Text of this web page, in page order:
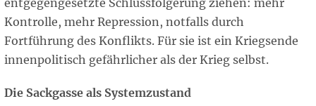
entgegengesetzte Schlussfolgerung ziehen: mehr
Kontrolle, mehr Repression, notfalls durch
Fortführung des Konflikts. Für sie ist ein Kriegsende
innenpolitisch gefährlicher als der Krieg selbst.
Die Sackgasse als Systemzustand